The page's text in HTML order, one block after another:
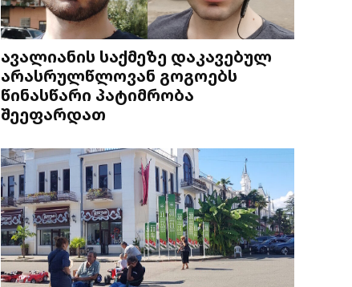
ავალიანის საქმეზე დაკავებულ
არასრულწლოვან გოგოებს
წინასწარი პატიმრობა
შეეფარდათ